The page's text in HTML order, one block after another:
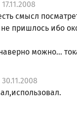
смысл
пришлось ибо
можно...